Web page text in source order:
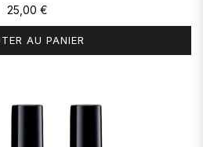
25,00 €
AU PANIER